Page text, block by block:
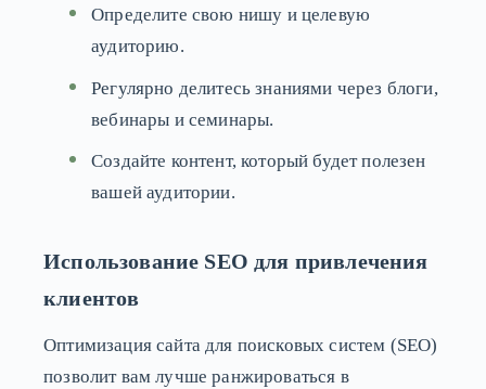
Определите свою нишу и целевую
аудиторию.
Регулярно делитесь знаниями через блоги,
вебинары и семинары.
Создайте контент, который будет полезен
вашей аудитории.
Использование SEO для привлечения
клиентов
Оптимизация сайта для поисковых систем (SEO)
позволит вам лучше ранжироваться в